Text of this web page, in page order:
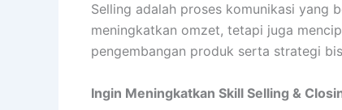
Selling adalah proses komunikasi yang
meningkatkan omzet, tetapi juga
pengembangan produk serta strategi
Ingin Meningkatkan Skill Selling &